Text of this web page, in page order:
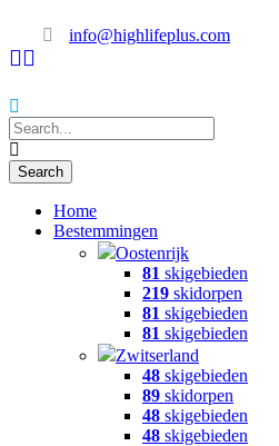
info@highlifeplus.com
Home
Bestemmingen
Oostenrijk
81 skigebieden
219 skidorpen
81 skigebieden
81 skigebieden
Zwitserland
48 skigebieden
89 skidorpen
48 skigebieden
48 skigebieden